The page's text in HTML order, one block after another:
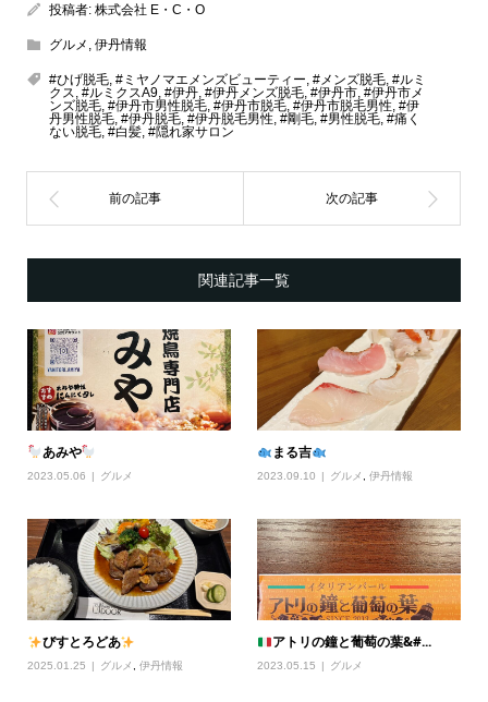
投稿者: 株式会社 E・C・O
グルメ , 伊丹情報
#ひげ脱毛, #ミヤノマエメンズビューティー, #メンズ脱毛, #ルミ
クス, #ルミクスA9, #伊丹, #伊丹メンズ脱毛, #伊丹市, #伊丹市メ
ンズ脱毛, #伊丹市男性脱毛, #伊丹市脱毛, #伊丹市脱毛男性, #伊
丹男性脱毛, #伊丹脱毛, #伊丹脱毛男性, #剛毛, #男性脱毛, #痛く
ない脱毛, #白髪, #隠れ家サロン
関連記事一覧
あみや
2023.05.06 グルメ
まる吉
2023.09.10 グルメ ,伊丹情報
びすとろどあ
2025.01.25 グルメ , 伊丹情報
アトリの鐘と葡萄の葉&#...
2023.05.15 グルメ